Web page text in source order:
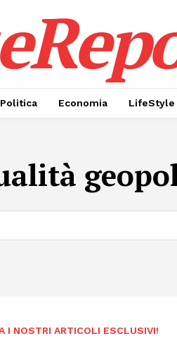
Politica Economia LifeStyle
I NOSTRI ARTICOLI ESCLUSIVI!